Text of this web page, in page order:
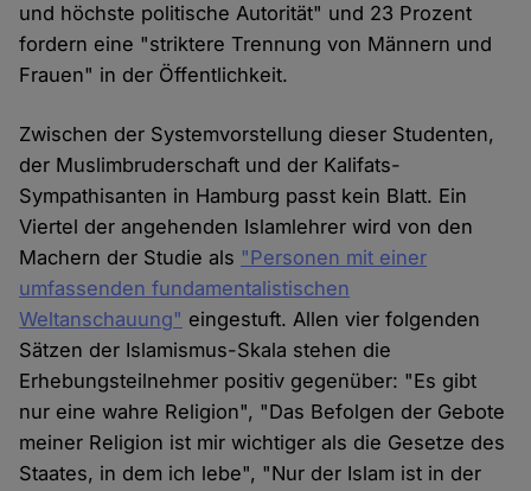
und höchste politische Autorität" und 23 Prozent
fordern eine "striktere Trennung von Männern und
Frauen" in der Öffentlichkeit.
Zwischen der Systemvorstellung dieser Studenten,
der Muslimbruderschaft und der Kalifats-
Sympathisanten in Hamburg passt kein Blatt. Ein
Viertel der angehenden Islamlehrer wird von den
Machern der Studie als "Personen mit einer
umfassenden fundamentalistischen
Weltanschauung" eingestuft. Allen vier folgenden
Sätzen der Islamismus-Skala stehen die
Erhebungsteilnehmer positiv gegenüber: "Es gibt
nur eine wahre Religion", "Das Befolgen der Gebote
meiner Religion ist mir wichtiger als die Gesetze des
Staates, in dem ich lebe", "Nur der Islam ist in der